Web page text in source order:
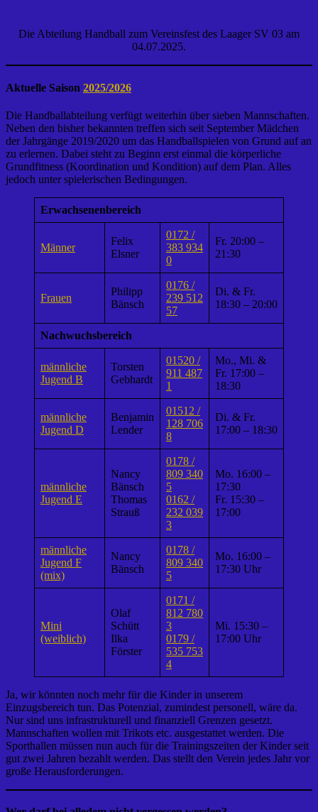
Die Abteilung Handball zum Vereinsfest des Laager SV 03 am
04.07.2025.
Aktuelle Saison 2025/2026
Die Handballabteilung verfügt weiterhin über sieben Mannschaften.
Neben den bisher bekannten treffen sich seit September Mädchen
der Jahrgänge 2019/2020 um das Handballspielen von Grund auf an
zu erlernen. Dabei steht zu Beginn erst einmal die körperliche
Grundfitness (Koordination und Kondition) auf dem Plan. Alles
jedoch unter spielerischen Bedingungen.
Erwachsenenbereich
Männer
Felix
Elsner
0172 /
383 934
0
Fr. 20:00 –
21:30
Frauen
Philipp
Bänsch
0176 /
239 512
57
Di. & Fr.
18:30 – 20:00
Nachwuchsbereich
männliche
Jugend B
Torsten
Gebhardt
01520 /
911 487
1
Mo., Mi. &
Fr. 17:00 –
18:30
männliche
Jugend D
Benjamin
Lender
01512 /
128 706
8
Di. & Fr.
17:00 – 18:30
männliche
Jugend E
Nancy
Bänsch
Thomas
Strauß
0178 /
809 340
5
0162 /
232 039
3
Mo. 16:00 –
17:30
Fr. 15:30 –
17:00
männliche
Jugend F
(mix)
Nancy
Bänsch
0178 /
809 340
5
Mo. 16:00 –
17:30 Uhr
Mini
(weiblich)
Olaf
Schütt
Ilka
Förster
0171 /
812 780
3
0179 /
535 753
4
Mi. 15:30 –
17:00 Uhr
Ja, wir könnten noch mehr für die Kinder in unserem
Einzugsbereich tun. Das Potenzial, zumindest personell, wäre da.
Nur sind uns infrastrukturell und finanziell Grenzen gesetzt.
Mannschaften wollen mit Trikots etc. ausgestattet werden. Die
Sporthallen müssen nun auch für die Trainingszeiten der Kinder seit
gut zwei Jahren bezahlt werden. Das stellt den Verein jedes Jahr vor
große Herausforderungen.